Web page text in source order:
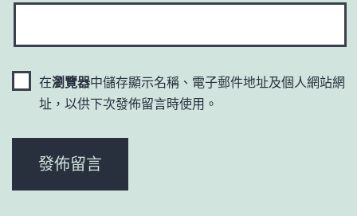
在瀏覽器中儲存顯示名稱、電子郵件地址及個人網站網
址，以供下次發佈留言時使用。